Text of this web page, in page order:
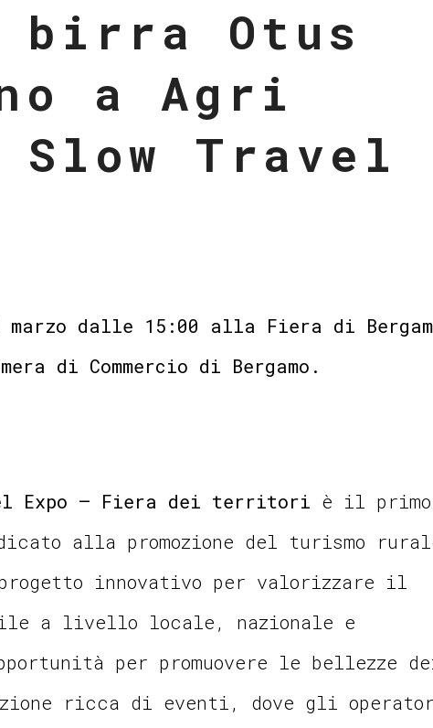
birra Otus
a Agri
Travel
marzo dalle 15:00 alla Fiera di
di Commercio di Bergamo.
Expo – Fiera dei territori è il primo
alla promozione del turismo
innovativo per valorizzare il
a livello locale, nazionale e
per promuovere le bellezze
ricca di eventi, dove gli